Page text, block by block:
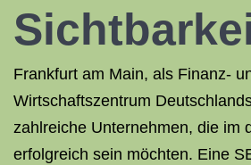
Frankfurt am Main, als Finanz-
Wirtschaftszentrum
zahlreiche Unternehmen, die im
erfolgreich sein möchten. Eine